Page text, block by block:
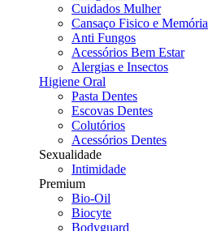
Cuidados Mulher
Cansaço Fisico e Memória
Anti Fungos
Acessórios Bem Estar
Alergias e Insectos
Higiene Oral
Pasta Dentes
Escovas Dentes
Colutórios
Acessórios Dentes
Sexualidade
Intimidade
Premium
Bio-Oil
Biocyte
Bodyguard